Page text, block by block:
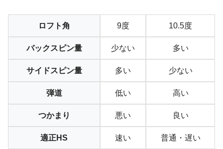
ロフト角 9度 10.5度
バックスピン量 少ない 多い
サイドスピン量 多い 少ない
弾道 低い 高い
つかまり 悪い 良い
適正HS 速い 普通・遅い